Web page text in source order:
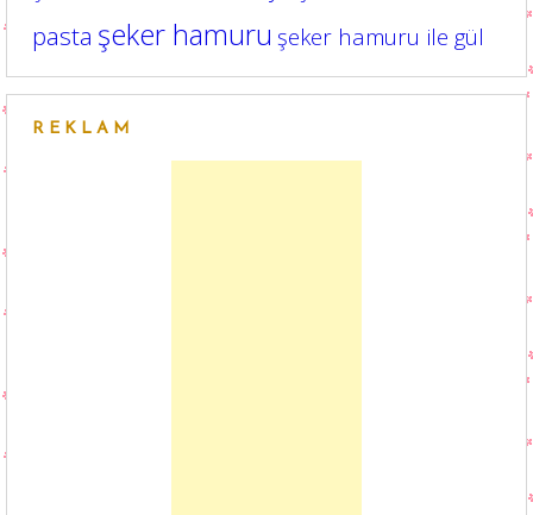
pasta şeker hamuru şeker hamuru ile gül
REKLAM